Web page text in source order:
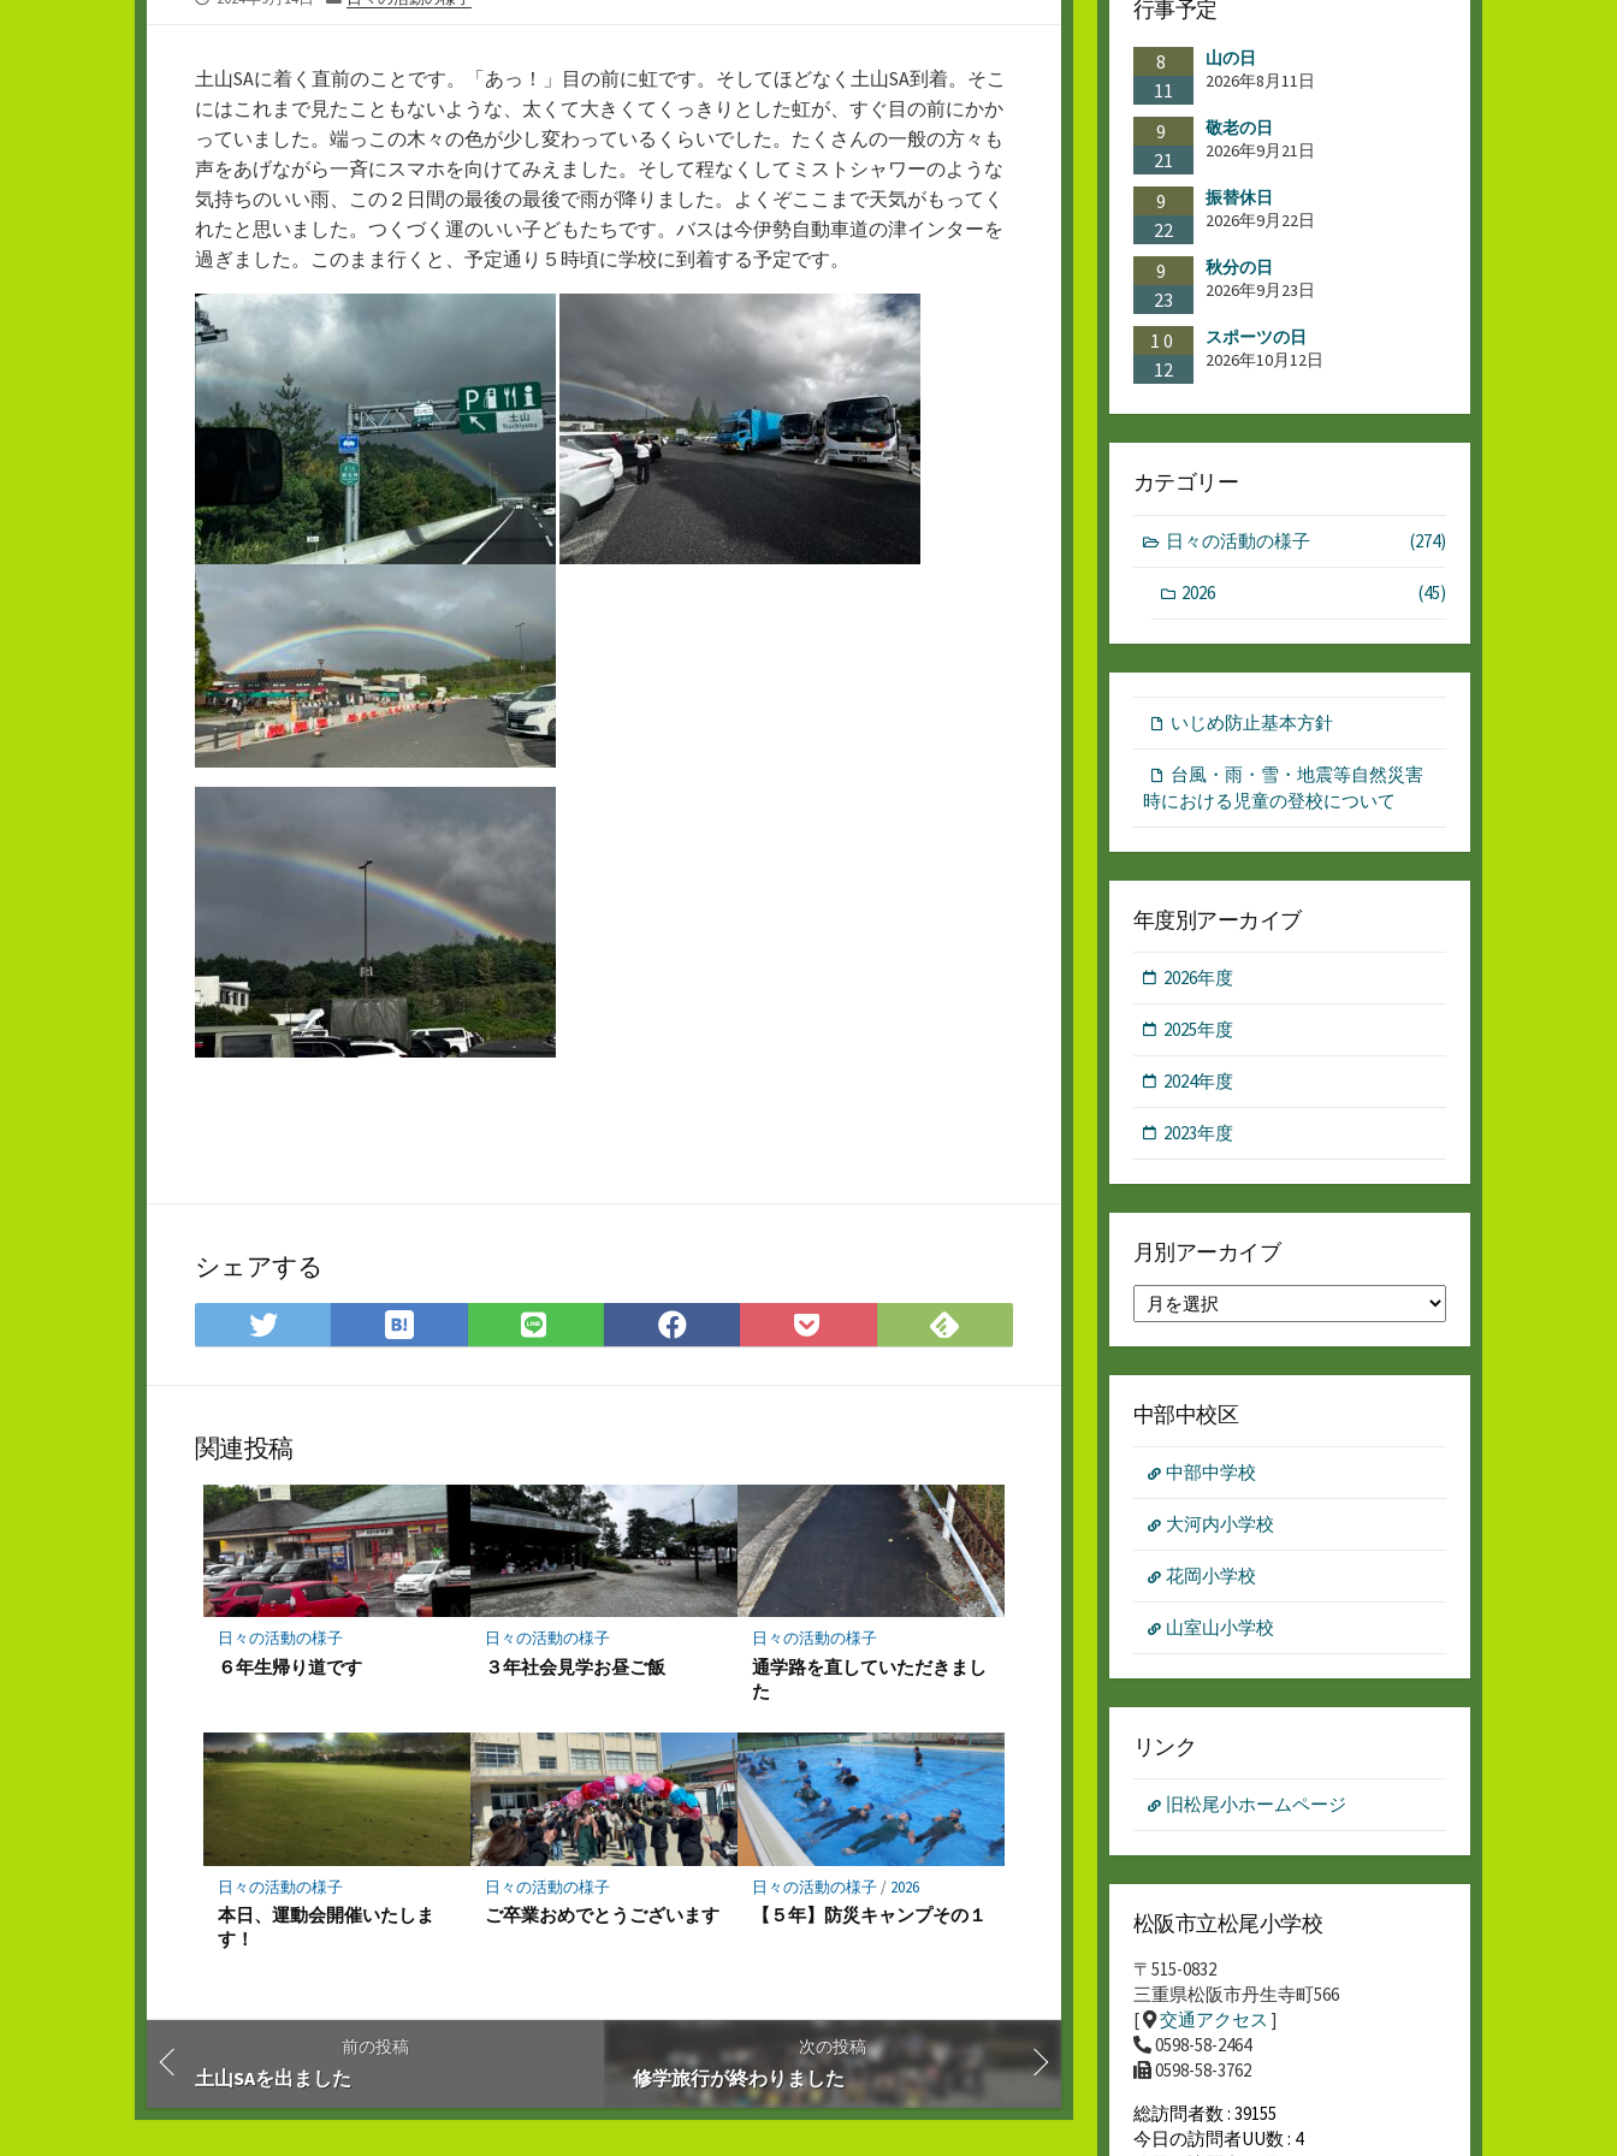
リ
ー
土山SAに着く直前のことです。「あっ！」目の前に虹です。そしてほどなく土山SA到着。そこ
にはこれまで見たこともないような、太くて大きくてくっきりとした虹が、すぐ目の前にかか
っていました。端っこの木々の色が少し変わっているくらいでした。たくさんの一般の方々も
声をあげながら一斉にスマホを向けてみえました。そして程なくしてミストシャワーのような
気持ちのいい雨、この２日間の最後の最後で雨が降りました。よくぞここまで天気がもってく
れたと思いました。つくづく運のいい子どもたちです。バスは今伊勢自動車道の津インターを
過ぎました。このまま行くと、予定通り５時頃に学校に到着する予定です。
シェアする
Twitter
で
ア
は
て
マ
ー
ク
に
保
LINE
で
Facebook
で
Pocket
に
Feedly
で
関連投稿
日々の活動の様子
６年生帰り道です
日々の活動の様子
３年社会見学お昼ご飯
日々の活動の様子
通学路を直していただきまし
た
日々の活動の様子
本日、運動会開催いたしま
す！
日々の活動の様子
ご卒業おめでとうございます
日々の活動の様子/ 2026
【５年】防災キャンプその１
前の投稿
土山SAを出ました
次の投稿
修学旅行が終わりました
行事予定
8
11
山の日
2026年8月11日
9
21
敬老の日
2026年9月21日
9
22
振替休日
2026年9月22日
9
23
秋分の日
2026年9月23日
10
12
スポーツの日
2026年10月12日
カテゴリー
日々の活動の様子 (274)
2026 (45)
いじめ防止基本方針
台風・雨・雪・地震等自然災害
時における児童の登校について
年度別アーカイブ
2026年度
2025年度
2024年度
2023年度
月別アーカイブ
別
ア
ー
イ
中部中校区
中部中学校
大河内小学校
花岡小学校
山室山小学校
リンク
旧松尾小ホームページ
松阪市立松尾小学校
〒515-0832
三重県松阪市丹生寺町566
[
交通アクセス ]
0598-58-2464
0598-58-3762
総訪問者数 : 39155
今日の訪問者UU数 : 4